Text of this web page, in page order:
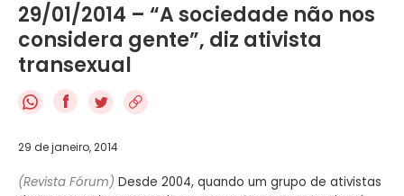
29/01/2014 – “A sociedade não nos
considera gente”, diz ativista
transexual
f
29 de janeiro, 2014
(Revista Fórum) Desde 2004, quando um grupo de ativistas